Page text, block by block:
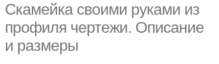
Скамейка своими руками из
профиля чертежи. Описание
и размеры